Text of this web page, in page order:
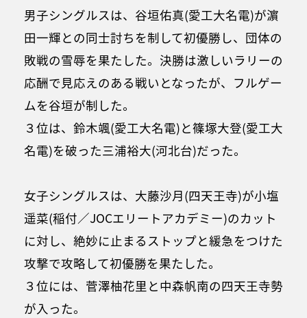
男子シングルスは、谷垣佑真(愛工大名電)が濵
田一輝との同士討ちを制して初優勝し、団体の
敗戦の雪辱を果たした。決勝は激しいラリーの
応酬で見応えのある戦いとなったが、フルゲー
ムを谷垣が制した。
３位は、鈴木颯(愛工大名電)と篠塚大登(愛工大
名電)を破った三浦裕大(河北台)だった。
女子シングルスは、大藤沙月(四天王寺)が小塩
遥菜(稲付／JOCエリートアカデミー)のカット
に対し、絶妙に止まるストップと緩急をつけた
攻撃で攻略して初優勝を果たした。
３位には、菅澤柚花里と中森帆南の四天王寺勢
が入った。